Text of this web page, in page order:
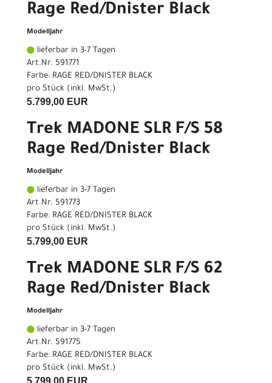
Rage Red/Dnister Black
Modelljahr
lieferbar in 3-7 Tagen
Art.Nr. 591771
Farbe: RAGE RED/DNISTER BLACK
pro Stück (inkl. MwSt.)
5.799,00 EUR
Trek MADONE SLR F/S 58
Rage Red/Dnister Black
Modelljahr
lieferbar in 3-7 Tagen
Art.Nr. 591773
Farbe: RAGE RED/DNISTER BLACK
pro Stück (inkl. MwSt.)
5.799,00 EUR
Trek MADONE SLR F/S 62
Rage Red/Dnister Black
Modelljahr
lieferbar in 3-7 Tagen
Art.Nr. 591775
Farbe: RAGE RED/DNISTER BLACK
pro Stück (inkl. MwSt.)
5.799,00 EUR